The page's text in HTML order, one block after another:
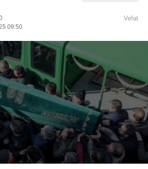
Instagram
Youtube
09:50
Vefat